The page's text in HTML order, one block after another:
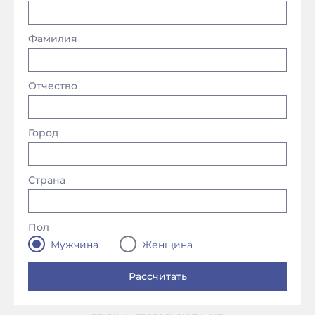
Фамилия
Отчество
Страна
Город
Пол
Мужчина
Женщина